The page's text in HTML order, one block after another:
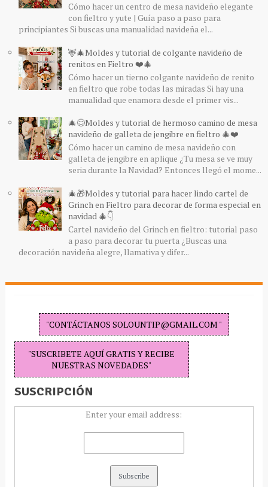
Cómo hacer un centro de mesa navideño elegante
con fieltro y yute | Guía paso a paso para
principiantes Si buscas una manualidad navideña el...
🦌🎄Moldes y tutorial de colgante navideño de
renitos en Fieltro ❤️🎄
Cómo hacer un tierno colgante navideño de renito
en fieltro que robe todas las miradas Si hay una
manualidad que enamora desde el primer vis...
🎄😊Moldes y tutorial de hermoso camino de mesa
navideño de galleta de jengibre en fieltro 🎄❤️
Cómo hacer un camino de mesa navideño con
galleta de jengibre en aplique ¿Tu mesa se ve muy
seria durante la Navidad? Entonces llegó el mome...
🎄🎁Moldes y tutorial para hacer lindo cartel de
Grinch en Fieltro para decorar de forma especial en
navidad 🎄👇
Cartel navideño del Grinch en fieltro: tutorial paso
a paso para decorar tu puerta ¿Buscas una
decoración navideña alegre, llamativa y difer...
"CONTÁCTANOS SOLOUNTIP@GMAIL.COM "
"SUSCRIBETE AQUÍ GRATIS Y RECIBE
NUESTRAS NOVEDADES"
SUSCRIPCIÓN
Enter your email address: